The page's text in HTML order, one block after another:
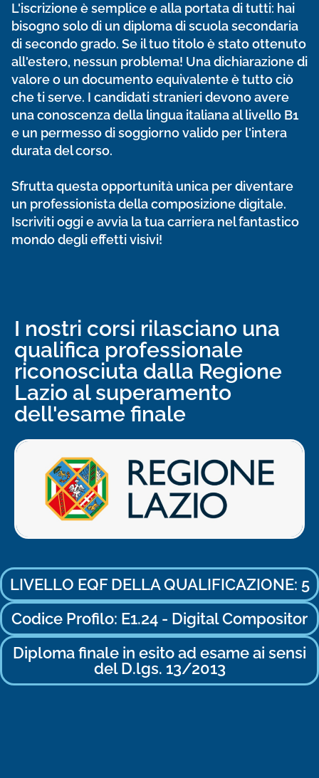
L'iscrizione è semplice e alla portata di tutti: hai
bisogno solo di un diploma di scuola secondaria
di secondo grado. Se il tuo titolo è stato ottenuto
all'estero, nessun problema! Una dichiarazione di
valore o un documento equivalente è tutto ciò
che ti serve. I candidati stranieri devono avere
una conoscenza della lingua italiana al livello B1
e un permesso di soggiorno valido per l'intera
durata del corso.
Sfrutta questa opportunità unica per diventare
un professionista della composizione digitale.
Iscriviti oggi e avvia la tua carriera nel fantastico
mondo degli effetti visivi!
I nostri corsi rilasciano una
qualifica professionale
riconosciuta dalla Regione
Lazio al superamento
dell'esame finale
LIVELLO EQF DELLA QUALIFICAZIONE: 5
Codice Profilo: E1.24 - Digital Compositor
Diploma finale in esito ad esame ai sensi
del D.lgs. 13/2013